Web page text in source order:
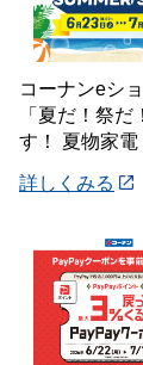
コーナンeシ
「夏だ！祭だ！
す！ 夏物家電・アウトドアグッズ・インテリア・大切な
詳しくみる